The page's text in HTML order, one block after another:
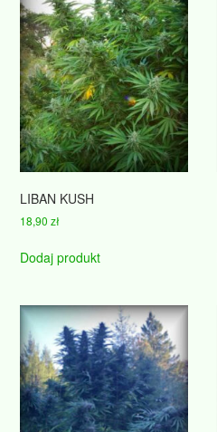
LIBAN KUSH
18,90zł
Dodaj produkt